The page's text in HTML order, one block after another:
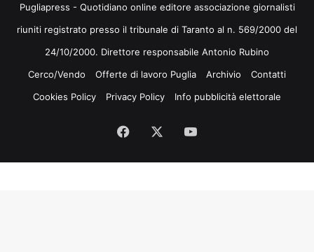
Pugliapress - Quotidiano online editore associazione giornalisti
riuniti registrato presso il tribunale di Taranto al n. 569/2000 del
24/10/2000. Direttore responsabile Antonio Rubino
Cerco/Vendo
Offerte di lavoro Puglia Archivio
Contatti
Cookies Policy
Privacy Policy Info pubblicità elettorale
Facebook
Tube